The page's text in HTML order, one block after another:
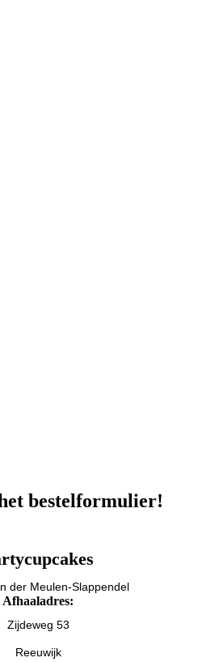
bestelformulier!
der Meulen-Slappendel
Afhaaladres:
Zijdeweg 53
Reeuwijk